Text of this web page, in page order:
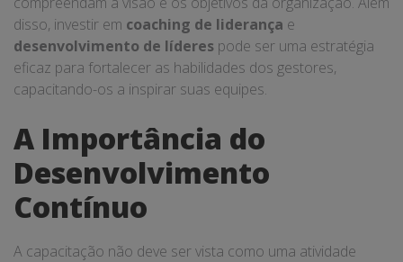
disso, investir em coaching de liderança e
desenvolvimento de líderes pode ser uma estratégia
eficaz para fortalecer as habilidades dos gestores,
capacitando-os a inspirar suas equipes.
A Importância do
Desenvolvimento
Contínuo
A capacitação não deve ser vista como uma atividade